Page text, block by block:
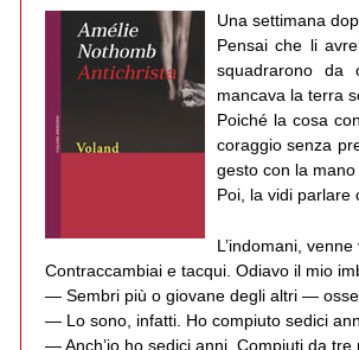
Una settimana
Pensai che li
squadrarono da
mancava la terra
Poiché la cosa
coraggio senza
gesto con la mano
Poi, la vidi parlare
L’indomani,
Contraccambiai e tacqui. Odiavo il mio
— Sembri più o giovane degli altri —
— Lo sono, infatti. Ho compiuto sedici
— Anch’io ho sedici anni. Compiuti da tre